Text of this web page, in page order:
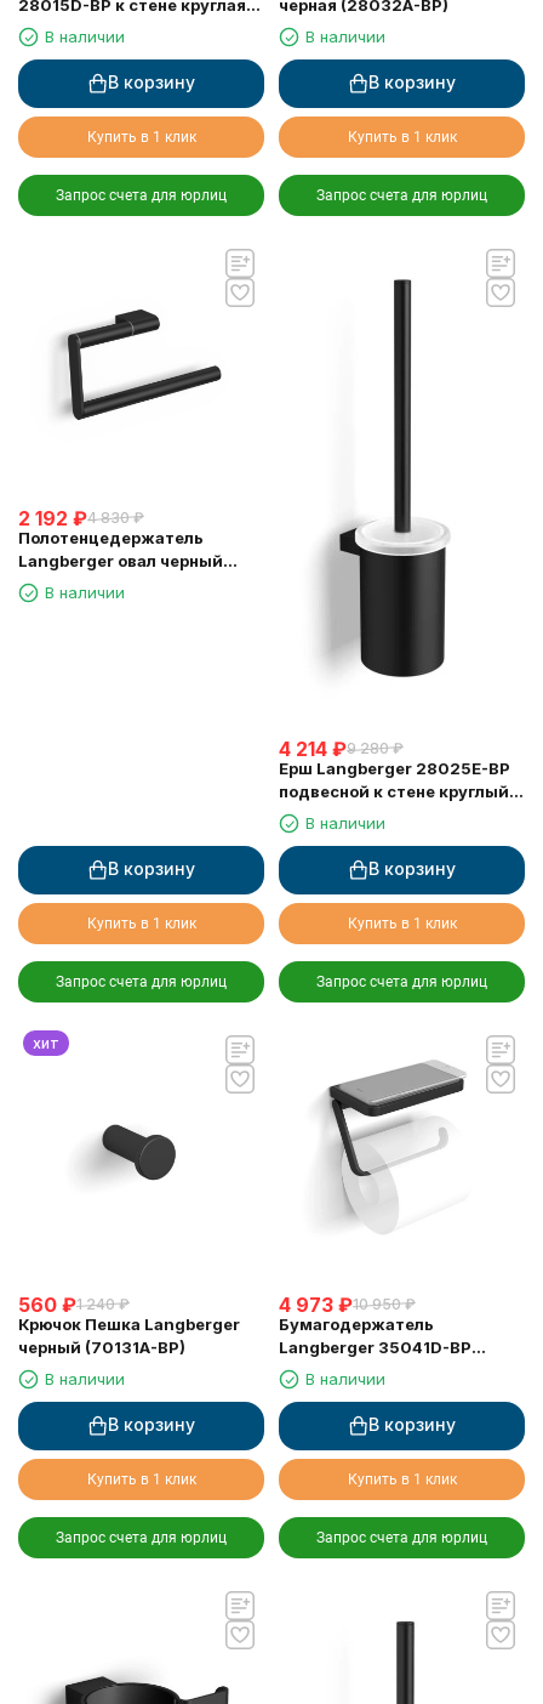
28015D-BP к стене круглая
чернаяВ наличии
В корзину
Купить в 1 клик
Запрос счета для юрлиц
черная (28032A-BP)
В наличии
В корзину
Купить в 1 клик
Запрос счета для юрлиц
2 192 ₽4 830 ₽
Полотенцедержатель
Langberger овал черный
(28038A-BP)
В наличии
В корзину
Купить в 1 клик
Запрос счета для юрлиц
4 214 ₽9 280 ₽
Ерш Langberger 28025E-BP
подвесной к стене круглый
черныйВ наличии
В корзину
Купить в 1 клик
Запрос счета для юрлиц
хит
560 ₽1 240 ₽
Крючок Пешка Langberger
черный (70131A-BP)
В наличии
В корзину
Купить в 1 клик
Запрос счета для юрлиц
4 973 ₽10 950 ₽
Бумагодержатель
Langberger 35041D-BP
туалетной бумаги с
металлической полкой
черный
В наличии
В корзину
Купить в 1 клик
Запрос счета для юрлиц